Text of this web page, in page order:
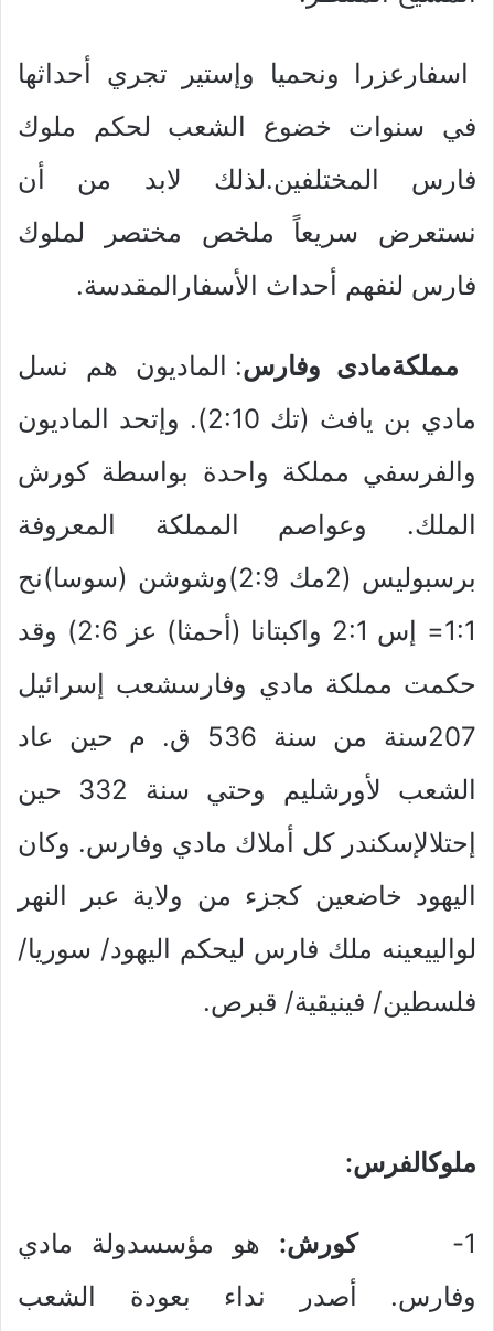
اسفارعزرا ونحميا وإستير تجري أحداثها
في سنوات خضوع الشعب لحكم ملوك
فارس المختلفين.لذلك لابد من أن
نستعرض سريعاً ملخص مختصر لملوك
فارس لنفهم أحداث الأسفارالمقدسة.
مملكةمادى وفارس: الماديون هم نسل
مادي بن يافث (تك 2:10). وإتحد الماديون
والفرسفي مملكة واحدة بواسطة كورش
الملك. وعواصم المملكة المعروفة
برسبوليس (2مك 2:9)وشوشن (سوسا)نح
1:1= إس 2:1 واكبتانا (أحمثا) عز 2:6) وقد
حكمت مملكة مادي وفارسشعب إسرائيل
207سنة من سنة 536 ق. م حين عاد
الشعب لأورشليم وحتي سنة 332 حين
إحتلالإسكندر كل أملاك مادي وفارس. وكان
اليهود خاضعين كجزء من ولاية عبر النهر
لوالييعينه ملك فارس ليحكم اليهود/ سوريا/
فلسطين/ فينيقية/ قبرص.
ملوكالفرس:
1- كورش: هو مؤسسدولة مادي
وفارس. أصدر نداء بعودة الشعب